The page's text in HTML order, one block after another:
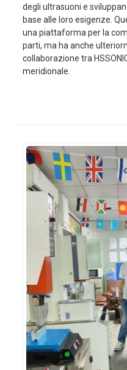
degli ultrasuoni e
base alle loro esigenze.
una piattaforma per la
parti, ma ha anche
collaborazione tra
meridionale.